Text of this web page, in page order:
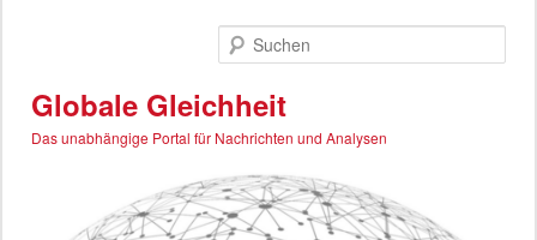
Globale Gleichheit
Das unabhängige Portal für Nachrichten und Analysen